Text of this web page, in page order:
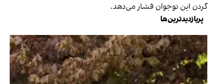
گردن این نوجوان فشار می‌دهد.
پربازدیدترین‌ها